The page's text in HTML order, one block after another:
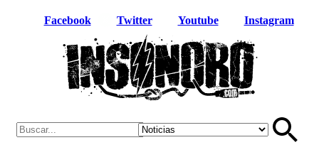
Facebook Twitter Youtube Instagram